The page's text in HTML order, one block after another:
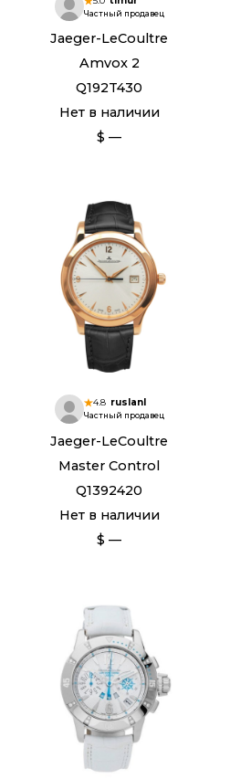
Частный продавец
Jaeger-LeCoultre
Amvox 2
Q192T430
Нет в наличии
$ —
4.8 ruslanl
Частный продавец
Jaeger-LeCoultre
Master Control
Q1392420
Нет в наличии
$ —